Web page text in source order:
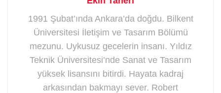
1991 Şubat’ında Ankara’da doğdu. Bilkent
Üniversitesi İletişim ve Tasarım Bölümü
mezunu. Uykusuz gecelerin insanı. Yıldız
Teknik Üniversitesi’nde Sanat ve Tasarım
yüksek lisansını bitirdi. Hayata kadraj
arkasından bakmayı sever. Robert